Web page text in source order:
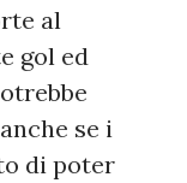
al
gol ed
se i
di poter